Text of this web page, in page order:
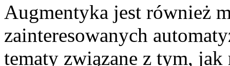
Augmentyka jest również
zainteresowanych
tematy związane z tym,